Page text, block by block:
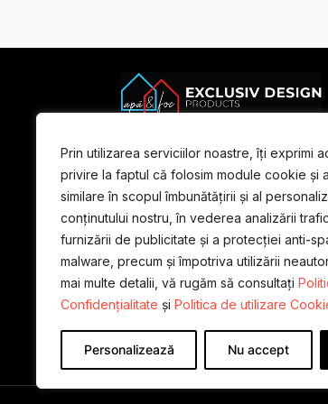
Prin utilizarea serviciilor noastre, îți exprimi
privire la faptul că folosim module cookie și
similare în scopul îmbunătățirii și al
conținutului nostru, în vederea analizării
furnizării de publicitate și a protecției anti-
malware, precum și împotriva utilizării
mai multe detalii, vă rugăm să consultați
Confidențialitate și Politica de utilizare
Personalizează Nu accept